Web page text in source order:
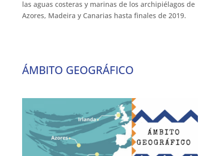
las aguas costeras y marinas de los archipiélagos de
Azores, Madeira y Canarias hasta finales de 2019.
ÁMBITO GEOGRÁFICO